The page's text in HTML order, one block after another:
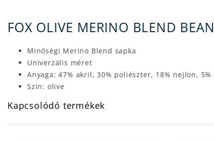
FOX OLIVE MERINO BLEND
Minőségi Merino Blend sapka
Univerzális méret
Anyaga: 47% akril, 30% poliészter, 18% nejlon,
Szín: olive
Kapcsolódó termékek